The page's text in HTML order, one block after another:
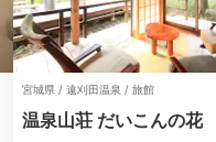
宮城県 / 遠刈田温泉 / 旅館
温泉山荘 だいこんの花